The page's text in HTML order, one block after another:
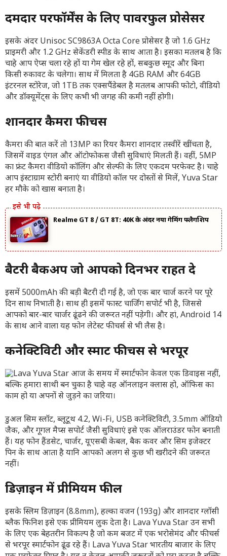
दमदार परफॉर्मेंस के लिए पावरफुल प्रोसेसर
इसके अंदर Unisoc SC9863A Octa Core प्रोसेसर है जो 1.6 GHz
प्राइमरी और 1.2 GHz सेकेंडरी स्पीड के साथ आता है। इसका मतलब है कि
चाहे आप ऐप्स चला रहे हों या गेम खेल रहे हों, सबकुछ स्मूद और बिना
किसी रुकावट के चलेगा। साथ में मिलता है 4GB RAM और 64GB
इंटरनल स्टोरेज, जो 1TB तक एक्सपैंडेबल है मतलब आपकी फोटो, वीडियो
और डॉक्यूमेंट्स के लिए कभी भी जगह की कमी नहीं होगी।
शानदार कैमरा फीचर्स
कैमरा की बात करें तो 13MP का रियर कैमरा शानदार तस्वीरें खींचता है,
जिसमें वाइड एंगल और ऑटोफोकस जैसी सुविधाएं मिलती हैं। वहीं, 5MP
का फ्रंट कैमरा वीडियो कॉलिंग और सेल्फी के लिए एकदम परफेक्ट है। चाहे
आप इंस्टाग्राम स्टोरी बनाएं या वीडियो कॉल पर दोस्तों से मिलें, Yuva Star
हर मौके को खास बनाता है।
Realme GT 8 / GT 8T: ₹40K के अंदर नया गेमिंग फ्लैगशिप
बैटरी बैकअप जो आपको दिनभर राहत दे
इसमें 5000mAh की बड़ी बैटरी दी गई है, जो एक बार चार्ज करने पर पूरे
दिन साथ निभाती है। साथ ही इसमें फास्ट चार्जिंग सपोर्ट भी है, जिससे
आपको बार-बार चार्जर ढूंढने की जरूरत नहीं पड़ेगी। और हां, Android 14
के साथ आने वाला यह फोन लेटेस्ट फीचर्स से भी लैस है।
कनेक्टिविटी और स्मार्ट फीचर्स से भरपूर
डुअल सिम स्लॉट, ब्लूटूथ 4.2, Wi-Fi, USB कनेक्टिविटी, 3.5mm ऑडियो
जैक, और गूगल मैप्स सपोर्ट जैसी सुविधाएं इसे एक ऑलराउंडर फोन बनाती
हैं। यह फोन हैंडसेट, चार्जर, यूएसबी केबल, बैक कवर और सिम इजेक्टर
पिन के साथ आता है यानि आपको अलग से कुछ भी खरीदने की जरूरत
नहीं।
डिज़ाइन में प्रीमियम फील
इसके स्लिम डिज़ाइन (8.8mm), हल्का वजन (193g) और शानदार ग्लॉसी
ब्लैक फिनिश इसे एक प्रीमियम लुक देता है। Lava Yuva Star उन सभी
के लिए एक बेहतरीन विकल्प है जो कम बजट में एक भरोसेमंद और फीचर्स
से भरपूर स्मार्टफोन ढूंढ रहे हैं। Lava Yuva Star भारतीय बाजार के लिए